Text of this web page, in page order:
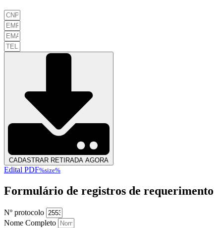
CADASTRAR RETIRADA AGORA
Edital PDF%size%
Formulário de registros de requerimento
Nº protocolo
Nome Completo